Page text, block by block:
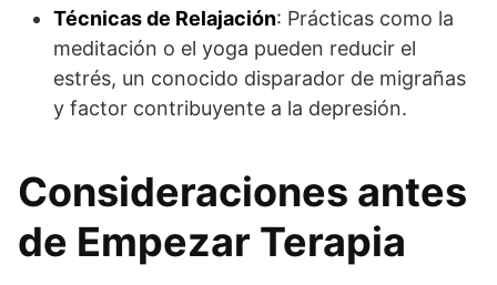
Técnicas de Relajación: Prácticas como la
meditación o el yoga pueden reducir el
estrés, un conocido disparador de migrañas
y factor contribuyente a la depresión.
Consideraciones antes
de Empezar Terapia